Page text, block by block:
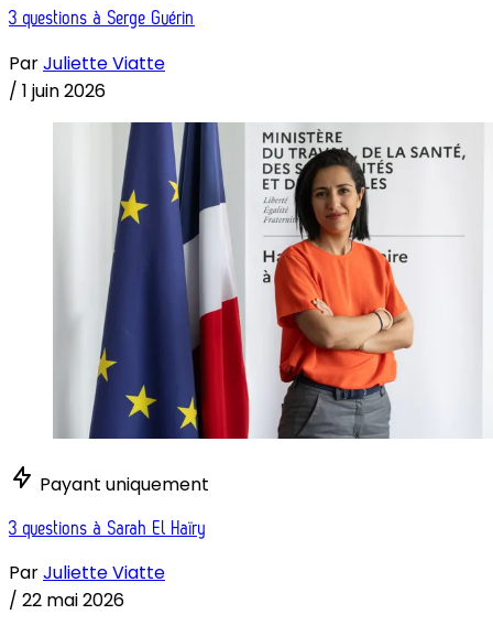
3 questions à Serge Guérin
ParJuliette Viatte
/ 1 juin 2026
Payant uniquement
3 questions à Sarah El Haïry
ParJuliette Viatte
/ 22 mai 2026